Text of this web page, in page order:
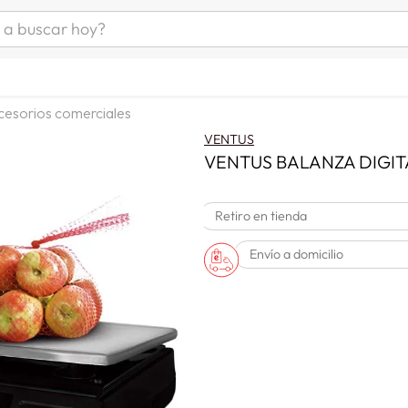
hoy?
comerciales
VENTUS
VENTUS BALANZA
Retiro en tienda
Envío a domicilio